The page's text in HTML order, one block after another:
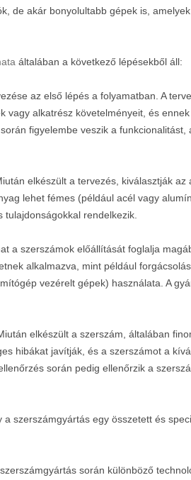
de akár bonyolultabb gépek is,
általában a következő lépésekből áll:
az első lépés a folyamatban. A
vagy alkatrész követelményeit, és
figyelembe veszik a
elkészült a tervezés, kiválasztják
lehet fémes (például acél vagy
rendelkezik.
a szerszámok előállítását foglalja
alkalmazva, mint például
vezérelt gépek) használata. A
elkészült a szerszám, általában
hibákat javítják, és a szerszámot a
során pedig ellenőrzik a
a szerszámgyártás egy összetett és
során különböző